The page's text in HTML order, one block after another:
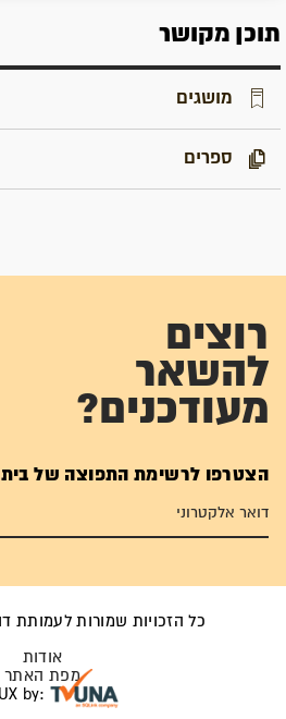
תוכן מקושר
מושגים
ספרים
רוצים
להשאר
מעודכנים?
הצטרפו לרשימת התפוצה של
כל הזכויות שמורות לעמותת דור
אודות
מפת האתר
by: